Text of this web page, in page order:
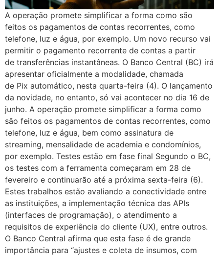
A operação promete simplificar a forma como são
feitos os pagamentos de contas recorrentes, como
telefone, luz e água, por exemplo. Um novo recurso vai
permitir o pagamento recorrente de contas a partir
de transferências instantâneas. O Banco Central (BC) irá
apresentar oficialmente a modalidade, chamada
de Pix automático, nesta quarta-feira (4). O lançamento
da novidade, no entanto, só vai acontecer no dia 16 de
junho. A operação promete simplificar a forma como
são feitos os pagamentos de contas recorrentes, como
telefone, luz e água, bem como assinatura de
streaming, mensalidade de academia e condomínios,
por exemplo. Testes estão em fase final Segundo o BC,
os testes com a ferramenta começaram em 28 de
fevereiro e continuarão até a próxima sexta-feira (6).
Estes trabalhos estão avaliando a conectividade entre
as instituições, a implementação técnica das APIs
(interfaces de programação), o atendimento a
requisitos de experiência do cliente (UX), entre outros.
O Banco Central afirma que esta fase é de grande
importância para “ajustes e coleta de insumos, com